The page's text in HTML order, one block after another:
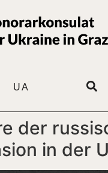
UA
der
in der